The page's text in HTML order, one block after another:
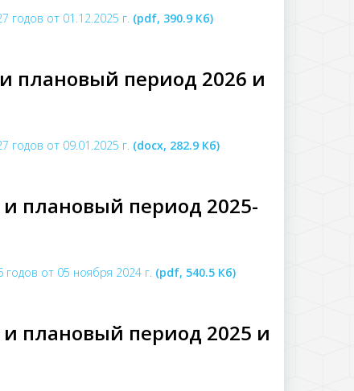
годов от 01.12.2025 г. (pdf, 390.9 Кб)
плановый период 2026 и
годов от 09.01.2025 г. (docx, 282.9 Кб)
плановый период 2025-
от 05 ноября 2024 г. (pdf, 540.5 Кб)
плановый период 2025 и